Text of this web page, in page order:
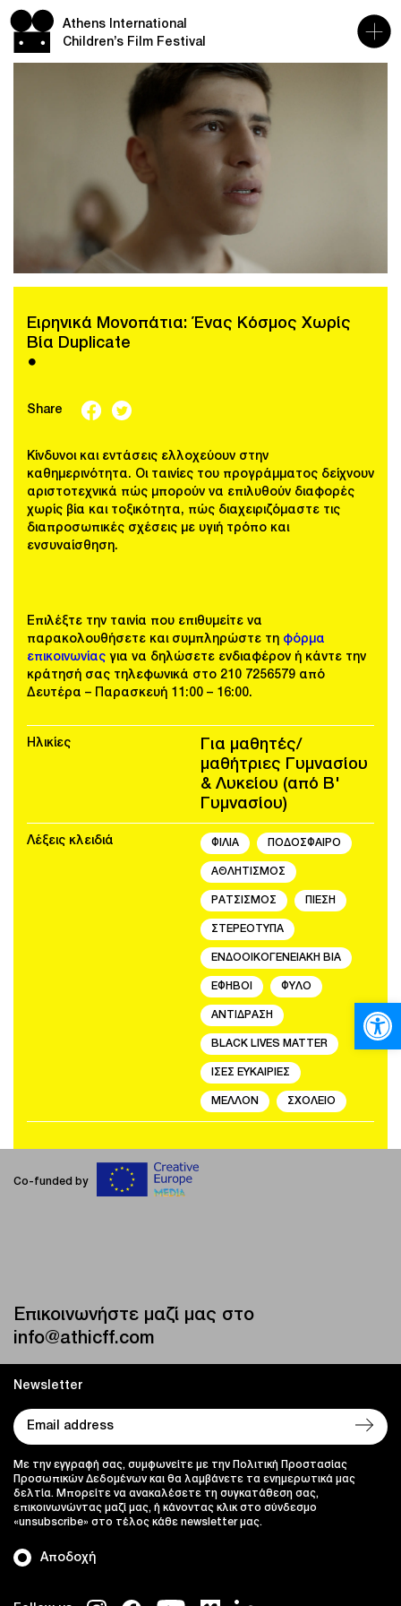
Athens International
Children’s Film Festival
Ειρηνικά Μονοπάτια: Ένας Κόσμος Χωρίς
Βία Duplicate
●
Share
Κίνδυνοι και εντάσεις ελλοχεύουν στην
καθημερινότητα. Οι ταινίες του προγράμματος δείχνουν
αριστοτεχνικά πώς μπορούν να επιλυθούν διαφορές
χωρίς βία και τοξικότητα, πώς διαχειριζόμαστε τις
διαπροσωπικές σχέσεις με υγιή τρόπο και
ενσυναίσθηση.
Επιλέξτε την ταινία που επιθυμείτε να
παρακολουθήσετε και συμπληρώστε τη φόρμα
επικοινωνίας για να δηλώσετε ενδιαφέρον ή κάντε την
κράτησή σας τηλεφωνικά στο 210 7256579 από
Δευτέρα – Παρασκευή 11:00 – 16:00.
Ηλικίες
Για μαθητές/
μαθήτριες Γυμνασίου
& Λυκείου (από Β'
Γυμνασίου)
Λέξεις κλειδιά ΦΙΛΙΑ ΠΟΔΟΣΦΑΙΡΟ
ΑΘΛΗΤΙΣΜΟΣ
ΡΑΤΣΙΣΜΟΣ ΠΙΕΣΗ
ΣΤΕΡΕΟΤΥΠΑ
ΕΝΔΟΟΙΚΟΓΕΝΕΙΑΚΗ ΒΙΑ
ΕΦΗΒΟΙ ΦΥΛΟ
ΑΝΤΙΔΡΑΣΗ
BLACK LIVES MATTER
ΙΣΕΣ ΕΥΚΑΙΡΙΕΣ
ΜΕΛΛΟΝ ΣΧΟΛΕΙΟ
Co-funded by
Επικοινωνήστε μαζί μας στο
info@athicff.com
Newsletter
Αποδοχή
Με την εγγραφή σας, συμφωνείτε με την Πολιτική Προστασίας
Προσωπικών Δεδομένων και θα λαμβάνετε τα ενημερωτικά μας
δελτία. Μπορείτε να ανακαλέσετε τη συγκατάθεση σας,
επικοινωνώντας μαζί μας, ή κάνοντας κλικ στο σύνδεσμο
«unsubscribe» στο τέλος κάθε newsletter μας.